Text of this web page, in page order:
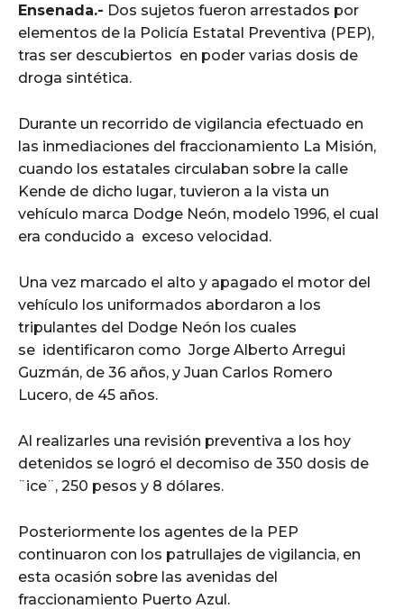
Ensenada.- Dos sujetos fueron arrestados por
elementos de la Policía Estatal Preventiva (PEP),
tras ser descubiertos en poder varias dosis de
droga sintética.
Durante un recorrido de vigilancia efectuado en
las inmediaciones del fraccionamiento La Misión,
cuando los estatales circulaban sobre la calle
Kende de dicho lugar, tuvieron a la vista un
vehículo marca Dodge Neón, modelo 1996, el cual
era conducido a exceso velocidad.
Una vez marcado el alto y apagado el motor del
vehículo los uniformados abordaron a los
tripulantes del Dodge Neón los cuales
se identificaron como Jorge Alberto Arregui
Guzmán, de 36 años, y Juan Carlos Romero
Lucero, de 45 años.
Al realizarles una revisión preventiva a los hoy
detenidos se logró el decomiso de 350 dosis de
¨ice¨, 250 pesos y 8 dólares.
Posteriormente los agentes de la PEP
continuaron con los patrullajes de vigilancia, en
esta ocasión sobre las avenidas del
fraccionamiento Puerto Azul.